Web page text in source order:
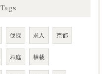
Tags
伐採 求人 京都
お庭 植栽